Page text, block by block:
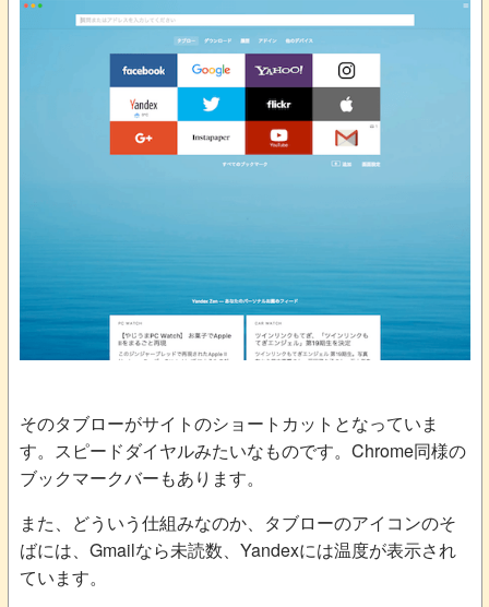
そのタブローがサイトのショートカットとなっていま
す。スピードダイヤルみたいなものです。Chrome同様の
ブックマークバーもあります。
また、どういう仕組みなのか、タブローのアイコンのそ
ばには、Gmailなら未読数、Yandexには温度が表示され
ています。